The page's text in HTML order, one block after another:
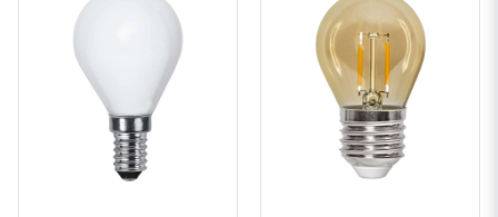
: De vanligaste socklarna är E14 och E27. Det finns även med en
bajonettfäste som heter B22. B22 är också till ljusslingor och gör att
lampan sitter fast lite bättre då den trycks och vrids in. E14 menas att
det är 14mm i diameter över gängorna och E27 är 27mm över gängorna.
Färgtemperatur: Lägsta kelvin värdet är 1800K och finns upp till 6500K.
Kelvin är värde hur varm eller hur kallvitt ljuset är och desto högre
värdet är desto vitare är ljuset. Ljusflöde: